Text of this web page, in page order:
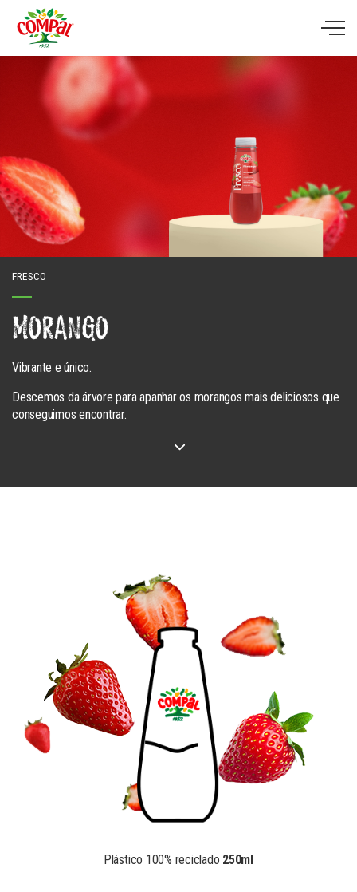
FRESCO
MORANGO
Vibrante e único.
Descemos da árvore para apanhar os morangos mais deliciosos que
conseguimos encontrar.
Plástico 100% reciclado 250ml